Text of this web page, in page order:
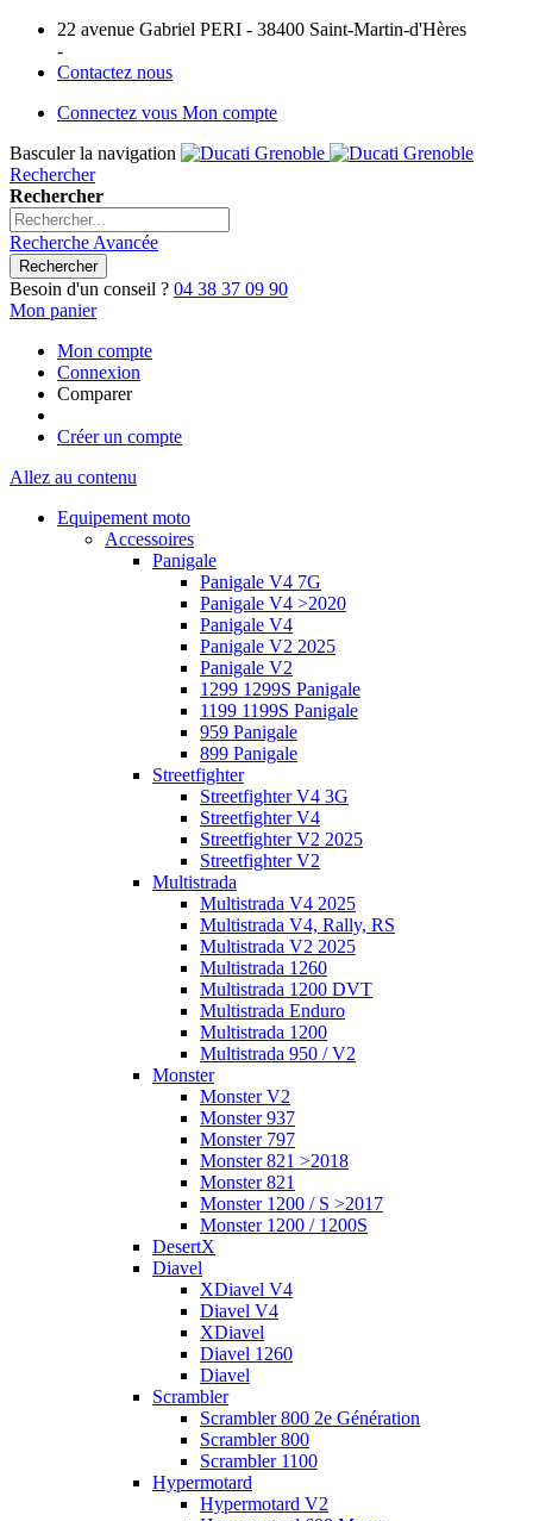
22 avenue Gabriel PERI - 38400 Saint-Martin-d'Hères
-
Contactez nous
Connectez vous Mon compte
Basculer la navigation
Rechercher
Rechercher
Recherche Avancée
Rechercher
Besoin d'un conseil ? 04 38 37 09 90
Mon panier
Mon compte
Connexion
Comparer
Créer un compte
Allez au contenu
Equipement moto
Accessoires
Panigale
Panigale V4 7G
Panigale V4 >2020
Panigale V4
Panigale V2 2025
Panigale V2
1299 1299S Panigale
1199 1199S Panigale
959 Panigale
899 Panigale
Streetfighter
Streetfighter V4 3G
Streetfighter V4
Streetfighter V2 2025
Streetfighter V2
Multistrada
Multistrada V4 2025
Multistrada V4, Rally, RS
Multistrada V2 2025
Multistrada 1260
Multistrada 1200 DVT
Multistrada Enduro
Multistrada 1200
Multistrada 950 / V2
Monster
Monster V2
Monster 937
Monster 797
Monster 821 >2018
Monster 821
Monster 1200 / S >2017
Monster 1200 / 1200S
DesertX
Diavel
XDiavel V4
Diavel V4
XDiavel
Diavel 1260
Diavel
Scrambler
Scrambler 800 2e Génération
Scrambler 800
Scrambler 1100
Hypermotard
Hypermotard V2